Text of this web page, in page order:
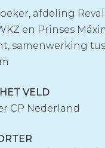
afdeling
en Prinses
samenwerking
VELD
CP Nederland